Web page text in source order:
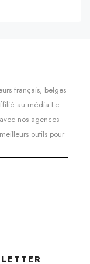
français, belges
au média Le
nos agences
outils pour